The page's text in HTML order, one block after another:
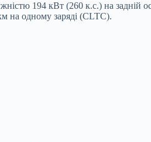
194 кВт (260 к.с.) на задній
на одному заряді (CLTC).